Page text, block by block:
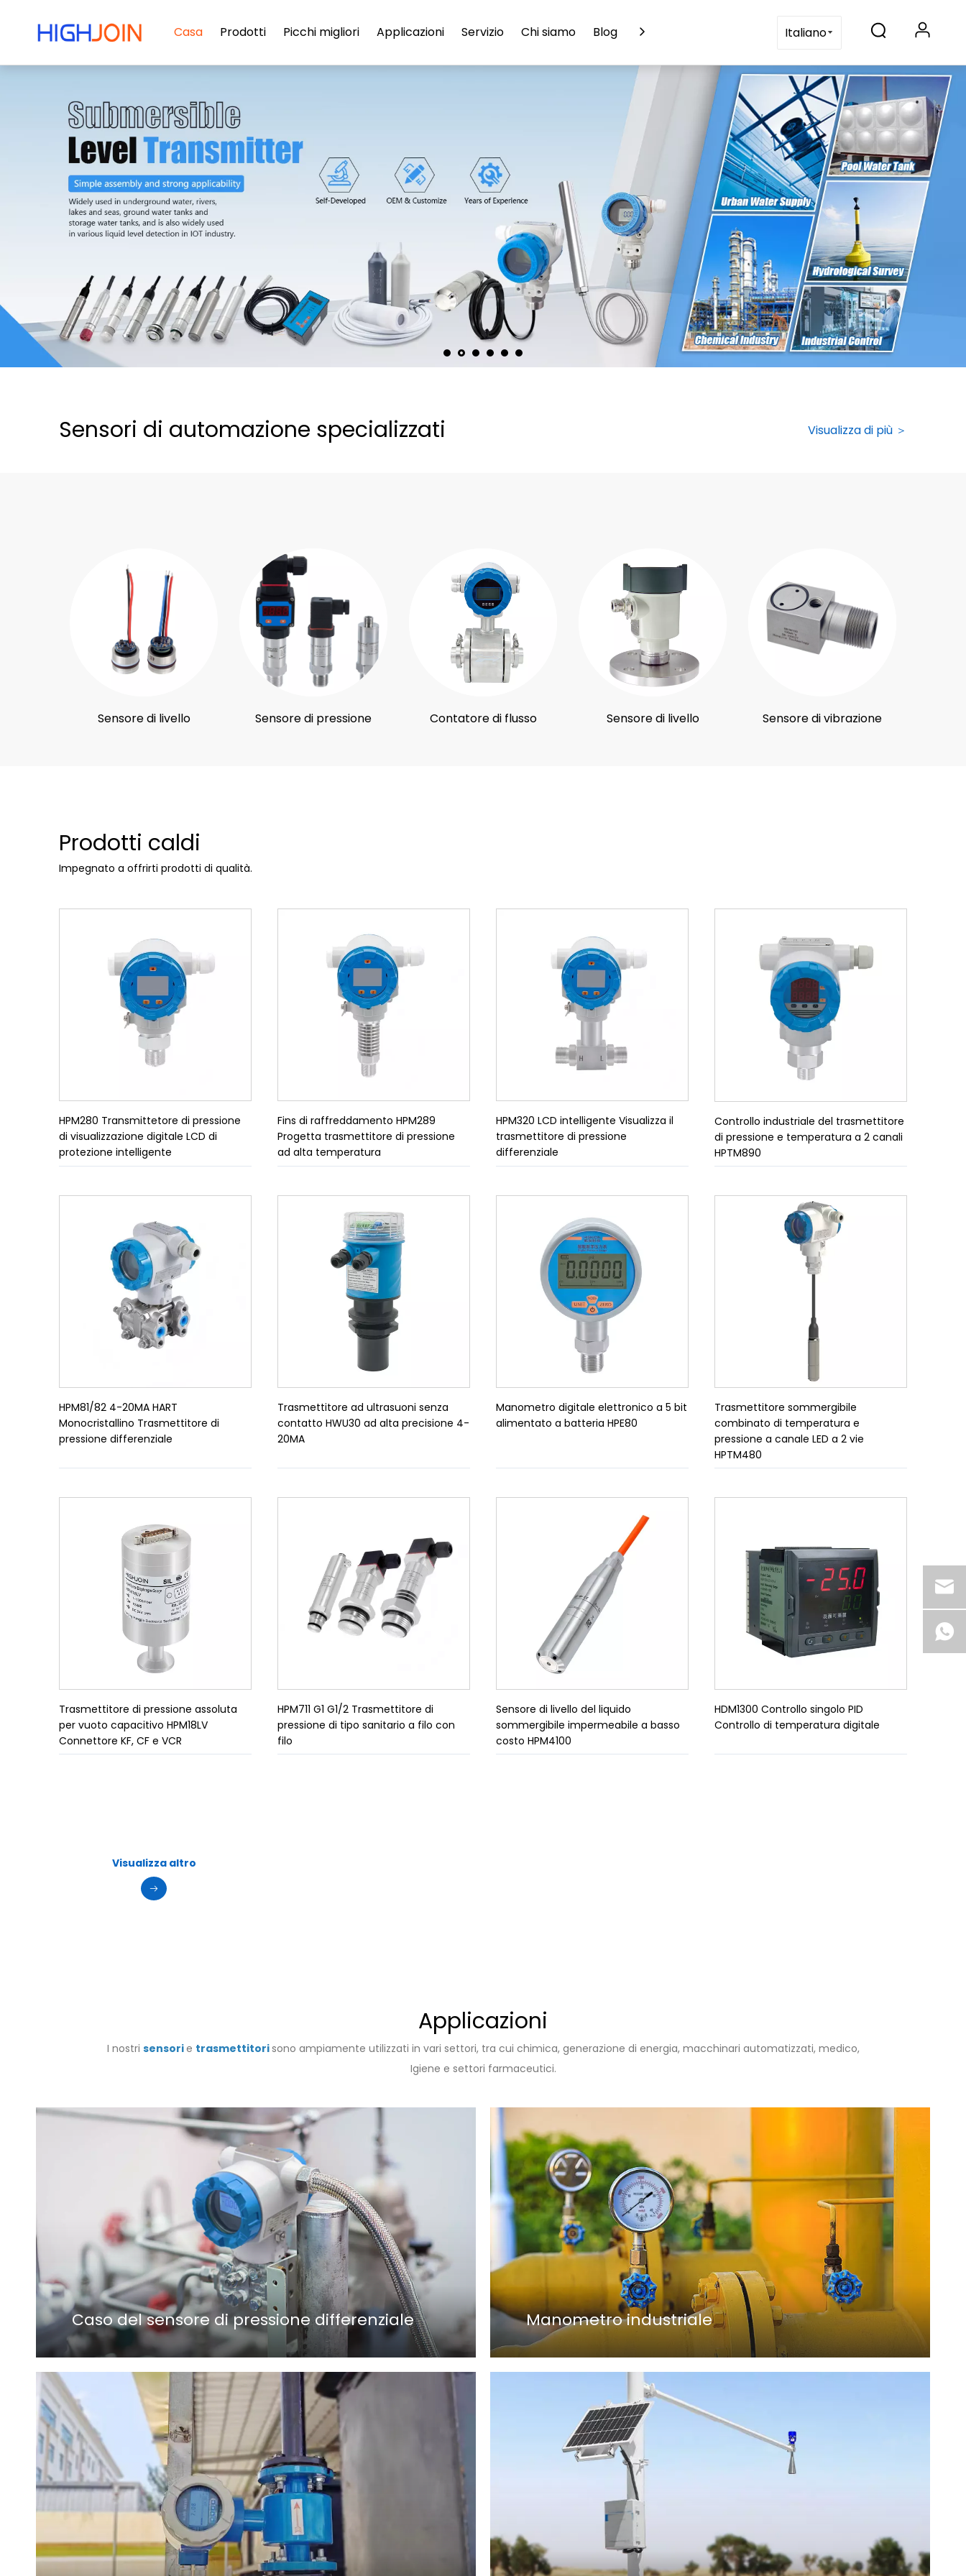
Casa Prodotti Picchi migliori Applicazioni Servizio Chi siamo Blog Contattaci Italiano
Sensori di automazione specializzati Visualizza di più ＞
Sensore di livello Sensore di pressione Contatore di flusso Sensore di livello Sensore di vibrazione
Prodotti caldi
Impegnato a offrirti prodotti di qualità.
HPM280 Transmittetore di pressione
di visualizzazione digitale LCD di
protezione intelligente
Fins di raffreddamento HPM289
Progetta trasmettitore di pressione
ad alta temperatura
HPM320 LCD intelligente Visualizza il
trasmettitore di pressione
differenziale
Controllo industriale del trasmettitore
di pressione e temperatura a 2 canali
HPTM890
HPM81/82 4-20MA HART
Monocristallino Trasmettitore di
pressione differenziale
Trasmettitore ad ultrasuoni senza
contatto HWU30 ad alta precisione 4-
20MA
Manometro digitale elettronico a 5 bit
alimentato a batteria HPE80
Trasmettitore sommergibile
combinato di temperatura e
pressione a canale LED a 2 vie
HPTM480
Trasmettitore di pressione assoluta
per vuoto capacitivo HPM18LV
Connettore KF, CF e VCR
HPM711 G1 G1/2 Trasmettitore di
pressione di tipo sanitario a filo con
filo
Sensore di livello del liquido
sommergibile impermeabile a basso
costo HPM4100
HDM1300 Controllo singolo PID
Controllo di temperatura digitale
Visualizza altro
Applicazioni
I nostri sensorie trasmettitorisono ampiamente utilizzati in vari settori, tra cui chimica, generazione di energia, macchinari automatizzati, medico,
Igiene e settori farmaceutici.
Caso del sensore di pressione differenziale Manometro industriale